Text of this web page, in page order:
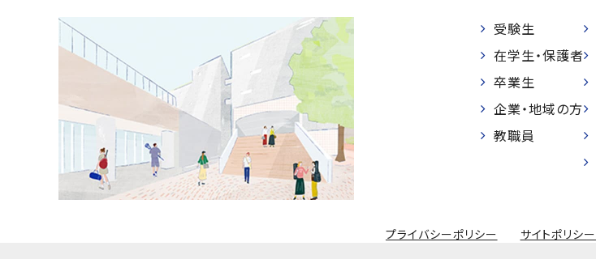
受験生
在学生・保護者
卒業生
企業・地域の方
教職員
プライバシーポリシー サイトポリシー